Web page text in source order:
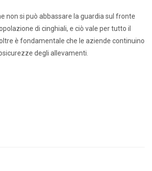
non si può abbassare la guardia sul fronte
di cinghiali, e ciò vale per tutto il
è fondamentale che le aziende continuino
degli allevamenti.